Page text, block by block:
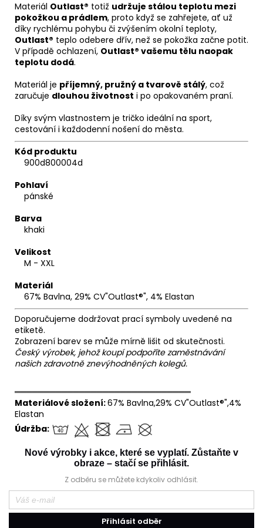
Materiál Outlast® totiž udržuje stálou teplotu mezi
pokožkou a prádlem, proto když se zahřejete, ať už
díky rychlému pohybu či zvýšením okolní teploty,
Outlast® teplo odebere dřív, než se pokožka začne potit.
V případě ochlazení, Outlast® vašemu tělu naopak
teplotu dodá.
Materiál je příjemný, pružný a tvarově stálý, což
zaručuje dlouhou životnost i po opakovaném praní.
Díky svým vlastnostem je tričko ideální na sport,
cestování i každodenní nošení do města.
Kód produktu
900d800004d
Pohlaví
pánské
Barva
khaki
Velikost
M - XXL
Materiál
67% Bavlna, 29% CV"Outlast®", 4% Elastan
Doporučujeme dodržovat prací symboly uvedené na
etiketě.
Zobrazení barev se může mírně lišit od skutečnosti.
Český výrobek, jehož koupí podpoříte zaměstnávání
našich zdravotně znevýhodněných kolegů.
══════════════════════════════
Materiálové složení:67% Bavlna,29% CV"Outlast®",4%
Elastan
Údržba:
Nové výrobky i akce, které se vyplatí. Zůstaňte v
obraze – stačí se přihlásit.
Z odběru se můžete kdykoliv odhlásit.
Přihlásit odběr